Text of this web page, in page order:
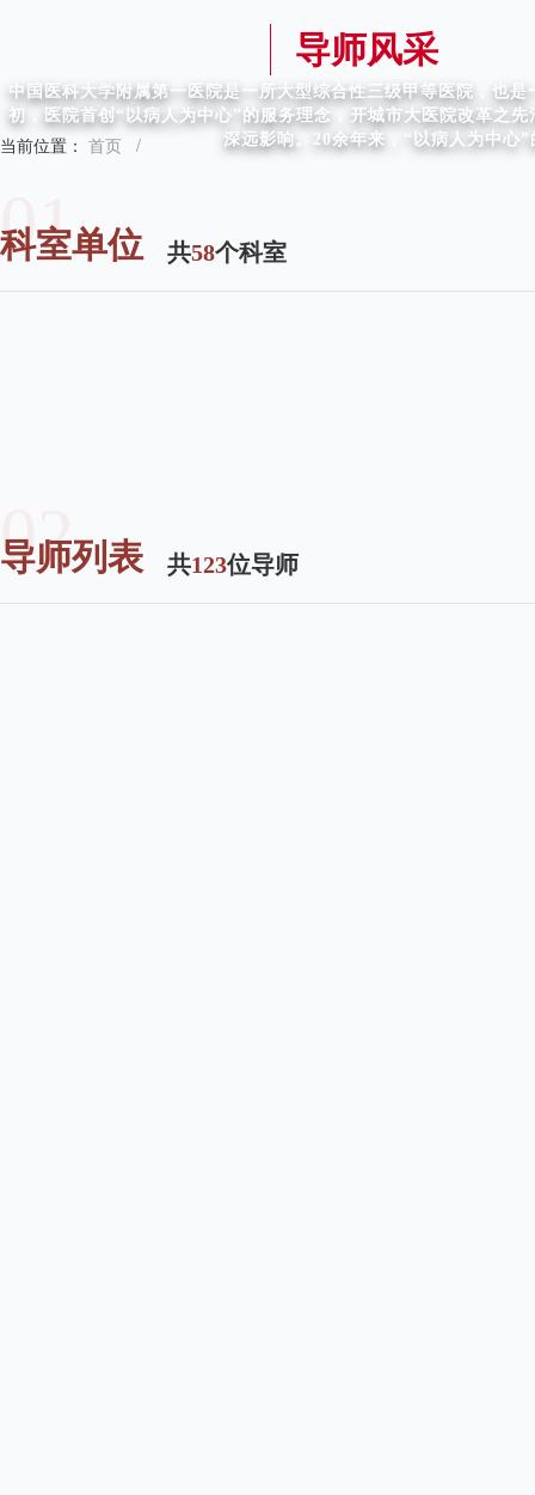
导师风采
中国医科大学附属第一医院是一所大型综合性三级甲等医院，也
初，医院首创“以病人为中心”的服务理念，开城市大医院改革之
深远影响。20余年来，“以病人为中心
当前位置： 首页 /
01
科室单位 共58个科室
02
导师列表 共123位导师